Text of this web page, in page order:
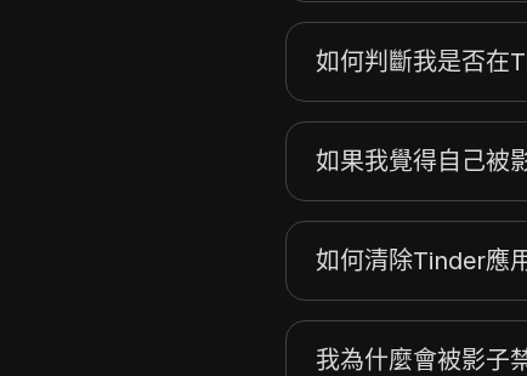
如何判斷我是否在
如果我覺得自己被
如何清除Tinder應
我為什麼會被影子